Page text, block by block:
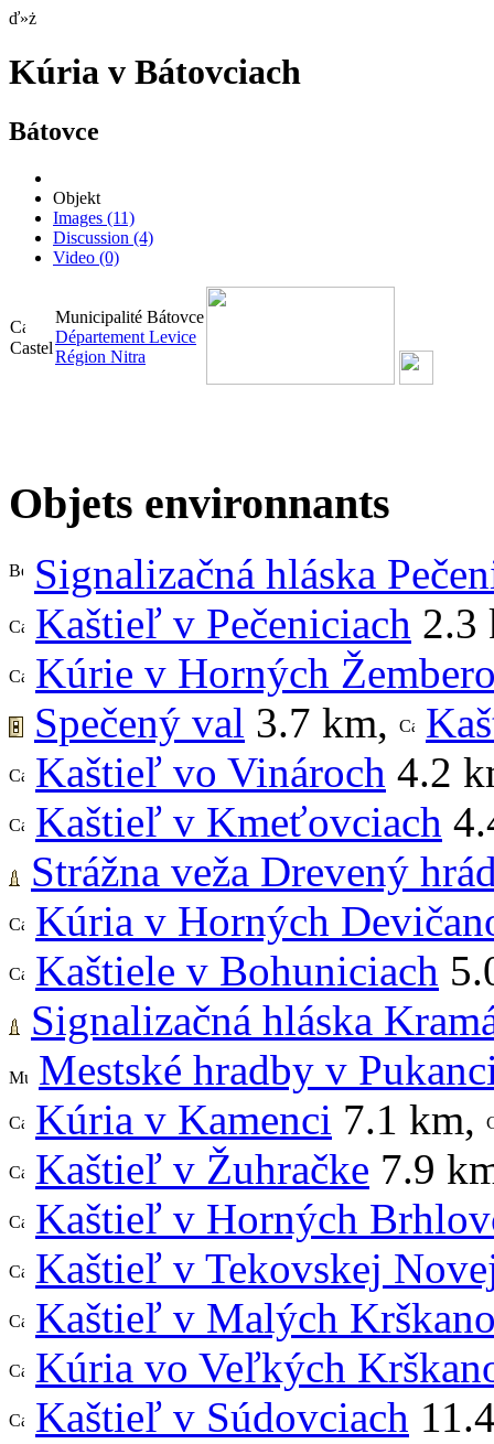
ď»ż
Kúria v Bátovciach
Bátovce
Objekt
Images (11)
Discussion (4)
Video (0)
Castel
Municipalité Bátovce
Département Levice
Région Nitra
Objets environnants
Signalizačná hláska
Kaštieľ v Pečeniciach 2.3
Kúrie v Horných
Spečený val 3.7 km,
Kaštieľ vo Vinároch 4.2
Kaštieľ v Kmeťovciach
Strážna veža Drevený
Kúria v Horných
Kaštiele v Bohuniciach
Signalizačná hláska
Mestské hradby v
Kúria v Kamenci 7.1 km,
Kaštieľ v Žuhračke 7.9
Kaštieľ v Horných
Kaštieľ v Tekovskej
Kaštieľ v Malých
Kúria vo Veľkých
Kaštieľ v Súdovciach